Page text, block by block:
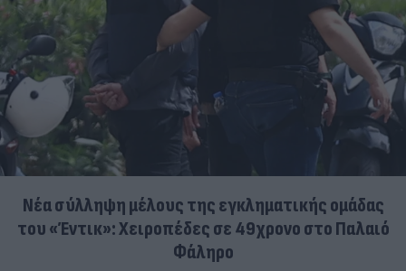
Νέα σύλληψη μέλους της εγκληματικής ομάδας
του «Έντικ»: Χειροπέδες σε 49χρονο στο Παλαιό
Φάληρο